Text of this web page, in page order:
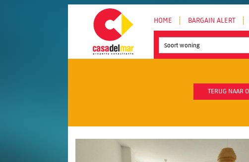
HOME BARGAIN ALERT
Soort woning
TERUG NAAR